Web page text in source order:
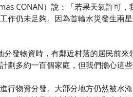
CONAN）說：「若果天氣許可
作仍未足夠。因為首輪水災發生兩
發物資時，有鄰近村落的居民前
多約一百個家庭，但我們擔心這些
行物資分發。大部分地方仍然被水